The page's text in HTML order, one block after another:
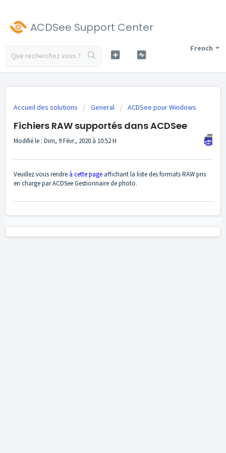
ACDSee Support Center
French
Accueil des solutions General ACDSee pour Windows
Fichiers RAW supportés dans ACDSee
Modifié le : Dim, 9 Févr., 2020 à 10:52 H
Veuillez vous rendre à cette page affichant la liste des formats RAW pris
en charge par ACDSee Gestionnaire de photo.